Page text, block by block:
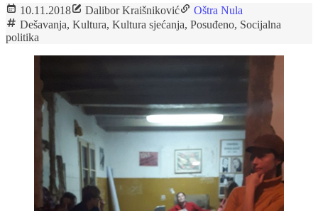
10.11.2018 Dalibor Kraišniković
Oštra Nula
Dešavanja, Kultura, Kultura sjećanja, Posuđeno, Socijalna
politika